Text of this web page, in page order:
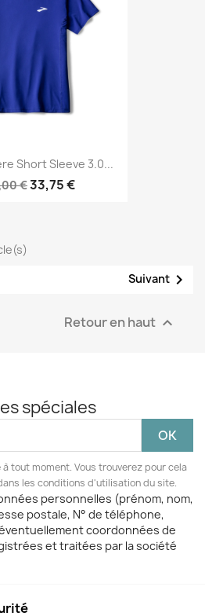
Short Sleeve 3.0...
€33,75 €
Suivant 
Retour en haut 
spéciales
tout moment. Vous trouverez pour cela
les conditions d'utilisation du site.
personnelles (prénom, nom,
postale, N° de téléphone,
coordonnées de
et traitées par la société